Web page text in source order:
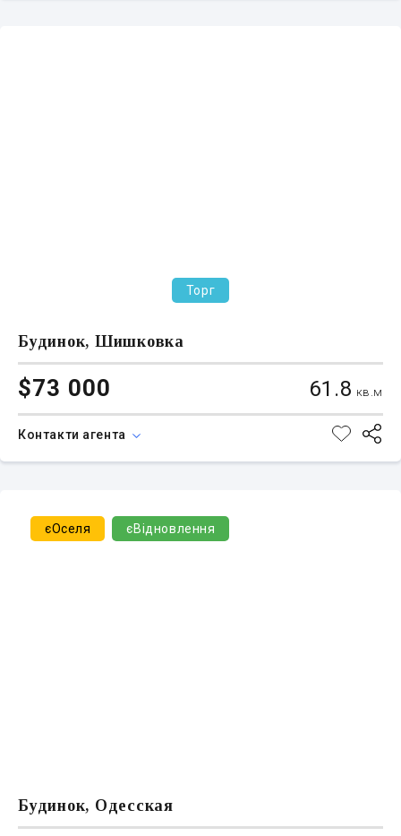
Торг
Будинок, Шишковка
$73 000 61.8 кв.м
Контакти агента
єОселя єВідновлення
Будинок, Одесская